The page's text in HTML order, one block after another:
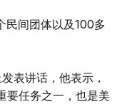
民间团体以及100多
表讲话，他表示，
要任务之一，也是美